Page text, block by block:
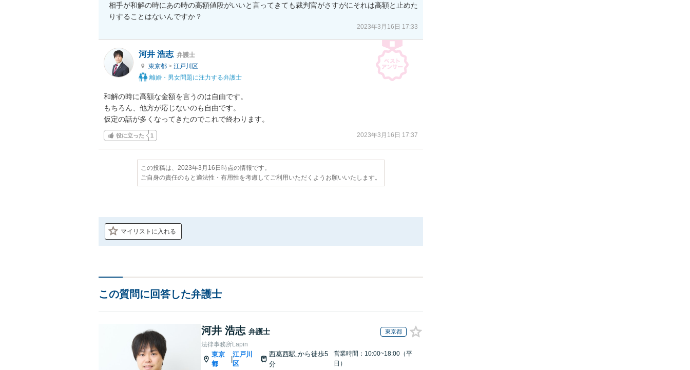
相手が和解の時にあの時の高額値段がいいと言ってきても裁判官がさすがにそれは高額と止めた
りすることはないんですか？
2023年3月16日 17:33
河井 浩志 弁護士
東京都 > 江戸川区
離婚・男女問題に注力する弁護士
和解の時に高額な金額を言うのは自由です。
もちろん、他方が応じないのも自由です。
仮定の話が多くなってきたのでこれで終わります。
役に立った 1 2023年3月16日 17:37
この投稿は、2023年3月16日時点の情報です。
ご自身の責任のもと適法性・有用性を考慮してご利用いただくようお願いいたします。
マイリストに入れる
この質問に回答した弁護士
河井 浩志 弁護士 東京都
法律事務所Lapin
東京
都
|
江戸川
区
西葛西駅 から徒歩5
分
営業時間：10:00~18:00（平
日）